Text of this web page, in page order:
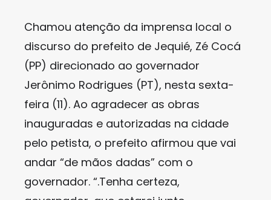
Chamou atenção da imprensa local o
discurso do prefeito de Jequié, Zé Cocá
(PP) direcionado ao governador
Jerônimo Rodrigues (PT), nesta sexta-
feira (11). Ao agradecer as obras
inauguradas e autorizadas na cidade
pelo petista, o prefeito afirmou que vai
andar “de mãos dadas” com o
governador. “.Tenha certeza,